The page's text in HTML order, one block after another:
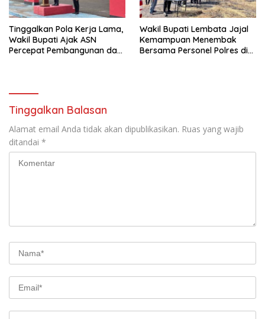
Tinggalkan Pola Kerja Lama,
Wakil Bupati Ajak ASN
Percepat Pembangunan dan
Wakil Bupati Lembata Jajal
Kemampuan Menembak
Bersama Personel Polres di
Tinggalkan Balasan
Alamat email Anda tidak akan dipublikasikan. Ruas yang wajib
ditandai *